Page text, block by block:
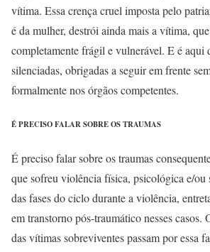
vítima. Essa crença cruel imposta pelo
é da mulher, destrói ainda mais a vítima,
completamente frágil e vulnerável. E é aqui
silenciadas, obrigadas a seguir em frente
formalmente nos órgãos competentes.
É PRECISO FALAR SOBRE OS TRAUMAS
É preciso falar sobre os traumas
que sofreu violência física, psicológica e/ou
das fases do ciclo durante a violência,
em transtorno pós-traumático nesses casos.
das vítimas sobreviventes passam por essa